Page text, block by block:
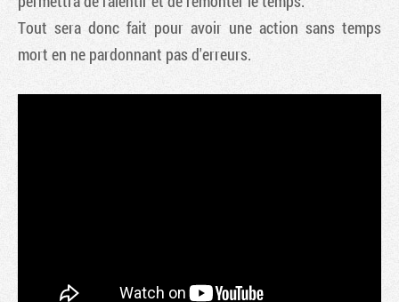
Tout sera donc fait pour avoir une action sans temps
mort en ne pardonnant pas d'erreurs.